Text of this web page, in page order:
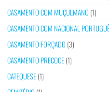
CASAMENTO COM MUÇULMANO (1)
CASAMENTO COM NACIONAL
CASAMENTO FORÇADO (3)
CASAMENTO PRECOCE(1)
CATEQUESE(1)